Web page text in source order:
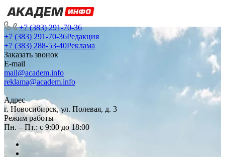
+7 (383) 291-70-36
+7 (383) 291-70-36Редакция
+7 (383) 288-53-40Реклама
Заказать звонок
E-mail
mail@academ.info
reklama@academ.info
Адрес
г. Новосибирск, ул. Полевая, д. 3
Режим работы
Пн. – Пт.: с 9:00 до 18:00